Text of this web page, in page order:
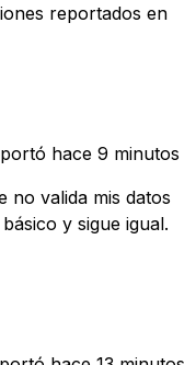
reportados en
hace 9 minutos
no valida mis datos
y sigue igual.